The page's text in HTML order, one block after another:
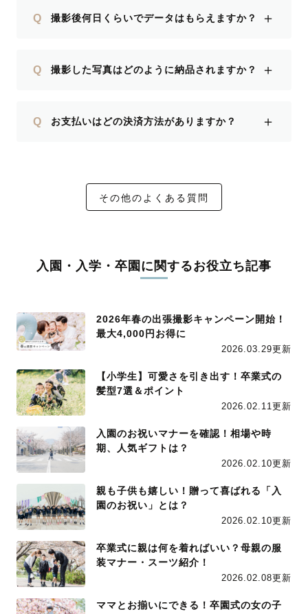
Q 撮影後何日くらいでデータはもらえますか？ ＋
Q 撮影した写真はどのように納品されますか？ ＋
Q お支払いはどの決済方法がありますか？ ＋
その他のよくある質問
入園・入学・卒園に関するお役立ち記事
2026年春の出張撮影キャンペーン開始！
最大4,000円お得に
2026.03.29更新
【小学生】可愛さを引き出す！卒業式の
髪型7選＆ポイント
2026.02.11更新
入園のお祝いマナーを確認！相場や時
期、人気ギフトは？
2026.02.10更新
親も子供も嬉しい！贈って喜ばれる「入
園のお祝い」とは？
2026.02.10更新
卒業式に親は何を着ればいい？母親の服
装マナー・スーツ紹介！
2026.02.08更新
ママとお揃いにできる！卒園式の女の子